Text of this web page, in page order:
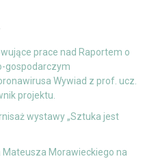
prace nad Raportem o
gospodarczym
Wywiad z prof. ucz.
projektu.
wystawy „Sztuka jest
Morawieckiego na